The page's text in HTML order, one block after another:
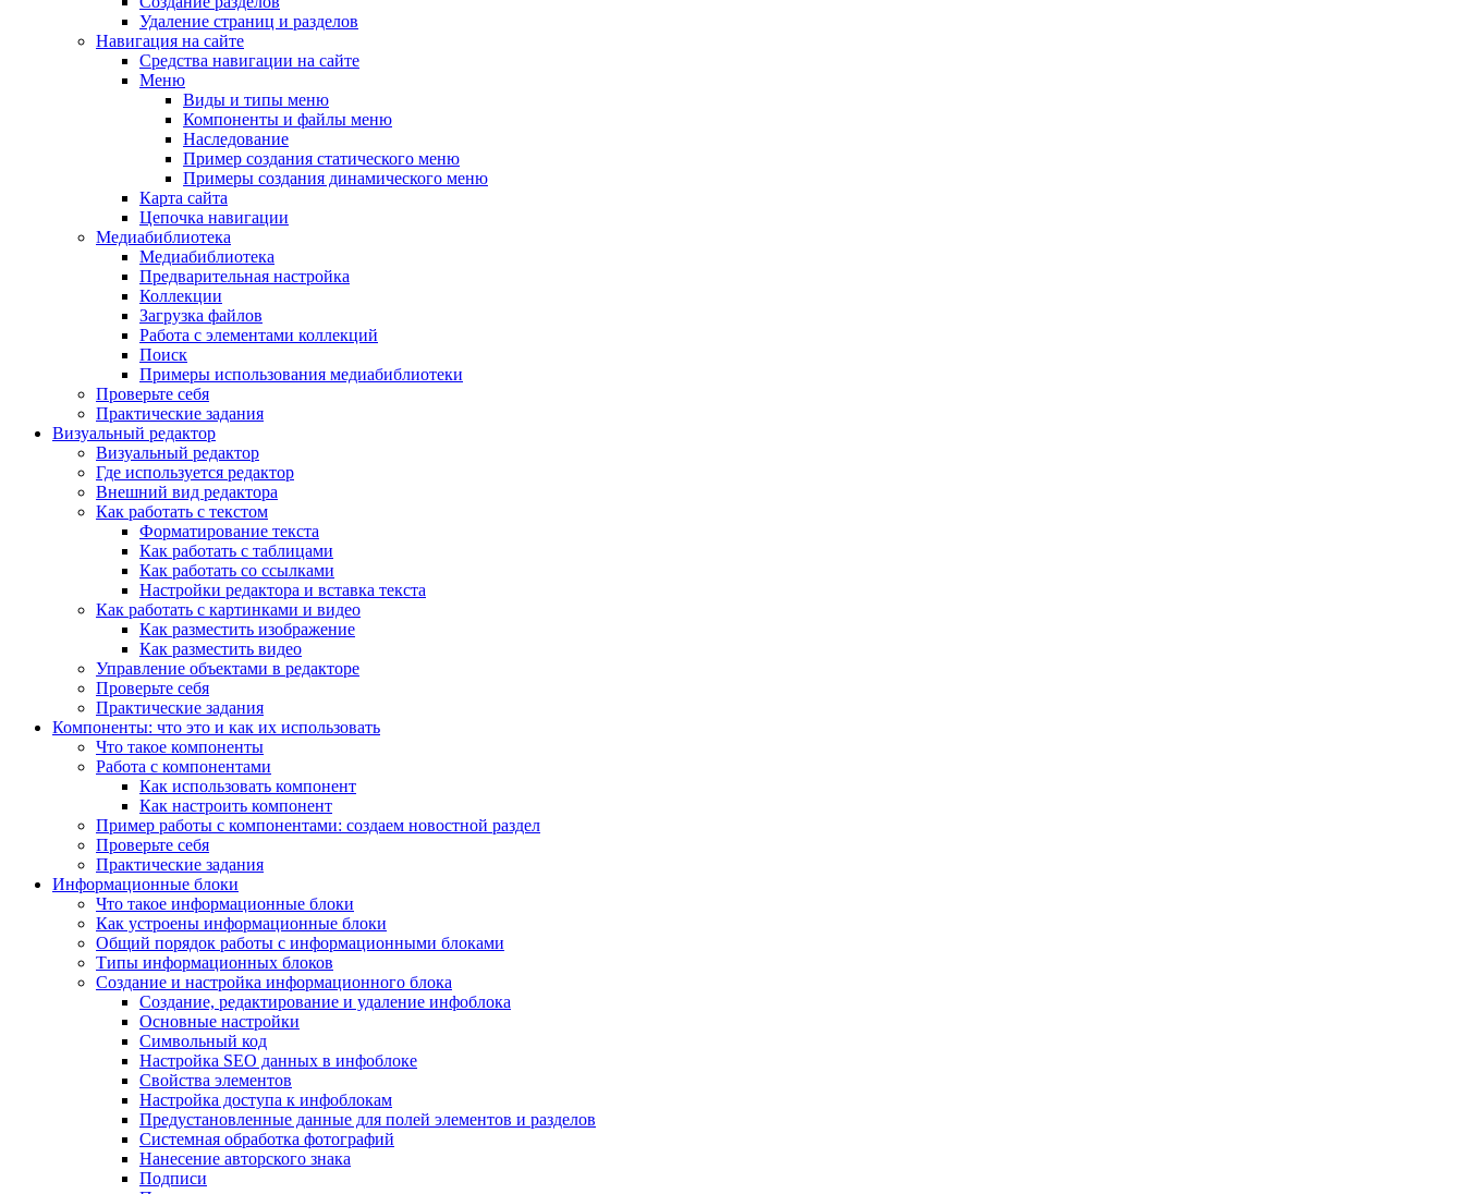
Удаление страниц и разделов
Навигация на сайте
Средства навигации на сайте
Меню
Виды и типы меню
Компоненты и файлы меню
Наследование
Пример создания статического меню
Примеры создания динамического меню
Карта сайта
Цепочка навигации
Медиабиблиотека
Медиабиблиотека
Предварительная настройка
Коллекции
Загрузка файлов
Работа с элементами коллекций
Поиск
Примеры использования медиабиблиотеки
Проверьте себя
Практические задания
Визуальный редактор
Визуальный редактор
Где используется редактор
Внешний вид редактора
Как работать с текстом
Форматирование текста
Как работать с таблицами
Как работать со ссылками
Настройки редактора и вставка текста
Как работать с картинками и видео
Как разместить изображение
Как разместить видео
Управление объектами в редакторе
Проверьте себя
Практические задания
Компоненты: что это и как их использовать
Что такое компоненты
Работа с компонентами
Как использовать компонент
Как настроить компонент
Пример работы с компонентами: создаем новостной раздел
Проверьте себя
Практические задания
Информационные блоки
Что такое информационные блоки
Как устроены информационные блоки
Общий порядок работы с информационными блоками
Типы информационных блоков
Создание и настройка информационного блока
Создание, редактирование и удаление инфоблока
Основные настройки
Символьный код
Настройка SEO данных в инфоблоке
Свойства элементов
Настройка доступа к инфоблокам
Предустановленные данные для полей элементов и разделов
Системная обработка фотографий
Нанесение авторского знака
Подписи